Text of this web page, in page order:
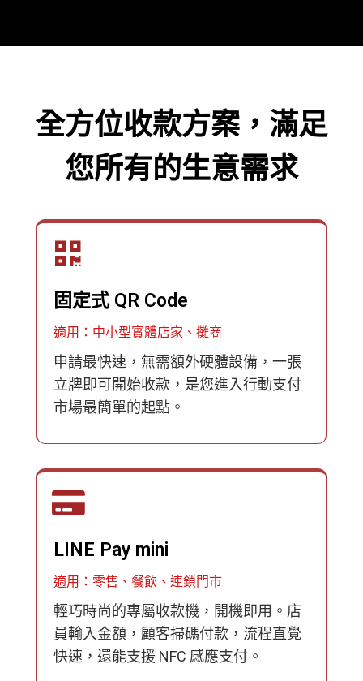
全方位收款方案，滿足
您所有的生意需求
固定式 QR Code
適用：中小型實體店家、攤商
申請最快速，無需額外硬體設備，一張
立牌即可開始收款，是您進入行動支付
市場最簡單的起點。
LINE Pay mini
適用：零售、餐飲、連鎖門市
輕巧時尚的專屬收款機，開機即用。店
員輸入金額，顧客掃碼付款，流程直覺
快速，還能支援 NFC 感應支付。